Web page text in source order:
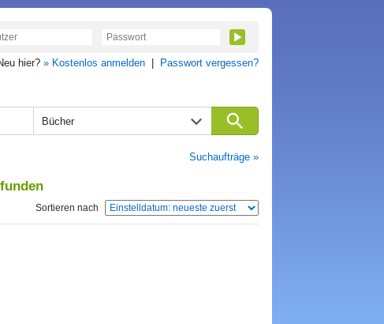
hier? » Kostenlos anmelden Passwort vergessen?
Bücher
Suchaufträge »
Sortieren nach